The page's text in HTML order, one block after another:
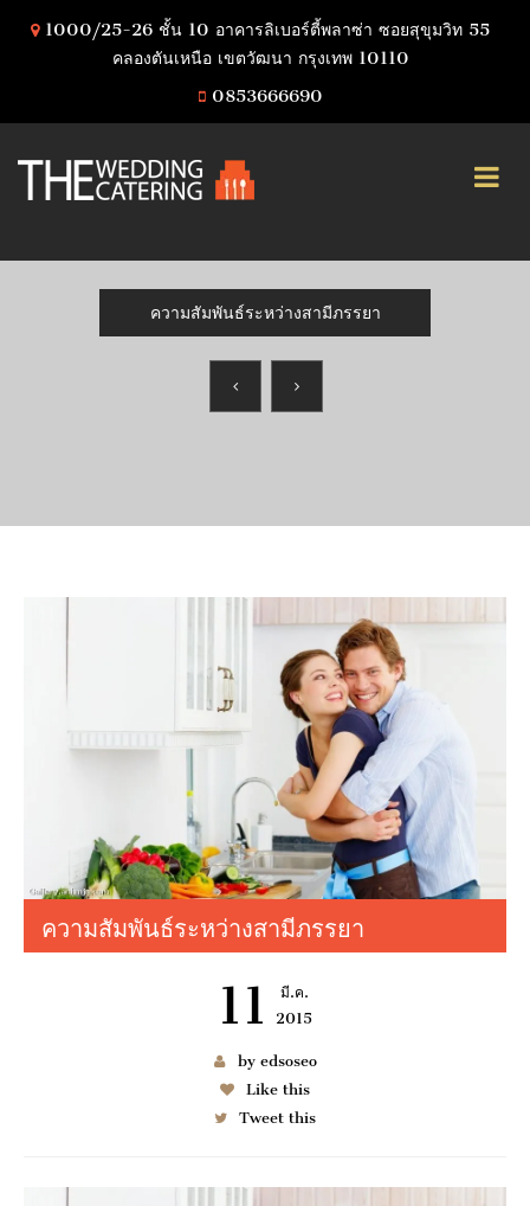
BENZ
1000/25-26 ชั้น 10 อาคารลิเบอร์ตี้พลาซ่า ซอยสุขุมวิท 55
คลองตันเหนือ เขตวัฒนา กรุงเทพ 10110
0853666690
ความสัมพันธ์ระหว่างสามีภรรยา
ความสัมพันธ์ระหว่างสามีภรรยา
11
มี.ค.
2015
by edsoseo
Like this
Tweet this